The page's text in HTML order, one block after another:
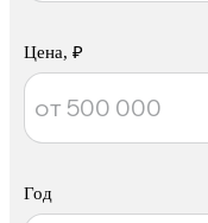
Цена, ₽
Год